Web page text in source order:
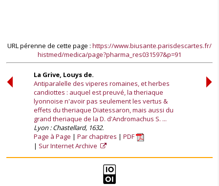
URL pérenne de cette page : https://www.biusante.parisdescartes.fr/
histmed/medica/page?pharma_res031597&p=91
La Grive, Louys de.
Antiparalelle des viperes romaines, et herbes
candiottes : auquel est preuvé, la theriaque
lyonnoise n'avoir pas seulement les vertus &
effets du theriaque Diatessaron, mais aussi du
grand theriaque de la D. d'Andromachus S. ...
Lyon : Chastellard, 1632.
Page à Page
Par chapitres
PDF
Sur Internet Archive